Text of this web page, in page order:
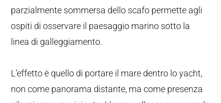
parzialmente sommersa dello scafo permette agli
ospiti di osservare il paesaggio marino sotto la
linea di galleggiamento.
L’effetto è quello di portare il mare dentro lo yacht,
non come panorama distante, ma come presenza